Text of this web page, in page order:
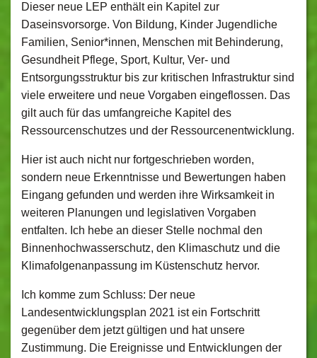
Dieser neue LEP enthält ein Kapitel zur
Daseinsvorsorge. Von Bildung, Kinder Jugendliche
Familien, Senior*innen, Menschen mit Behinderung,
Gesundheit Pflege, Sport, Kultur, Ver- und
Entsorgungsstruktur bis zur kritischen Infrastruktur sind
viele erweitere und neue Vorgaben eingeflossen. Das
gilt auch für das umfangreiche Kapitel des
Ressourcenschutzes und der Ressourcenentwicklung.
Hier ist auch nicht nur fortgeschrieben worden,
sondern neue Erkenntnisse und Bewertungen haben
Eingang gefunden und werden ihre Wirksamkeit in
weiteren Planungen und legislativen Vorgaben
entfalten. Ich hebe an dieser Stelle nochmal den
Binnenhochwasserschutz, den Klimaschutz und die
Klimafolgenanpassung im Küstenschutz hervor.
Ich komme zum Schluss: Der neue
Landesentwicklungsplan 2021 ist ein Fortschritt
gegenüber dem jetzt gültigen und hat unsere
Zustimmung. Die Ereignisse und Entwicklungen der